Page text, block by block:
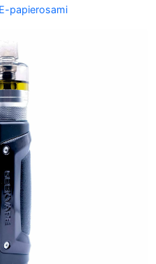
E-papierosami